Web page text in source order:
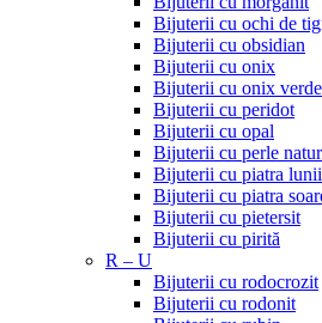
Bijuterii cu ochi de
Bijuterii cu obsidian
Bijuterii cu onix
Bijuterii cu onix verde
Bijuterii cu peridot
Bijuterii cu opal
Bijuterii cu perle
Bijuterii cu piatra lunii
Bijuterii cu piatra
Bijuterii cu pietersit
Bijuterii cu pirită
R – U
Bijuterii cu rodocrozit
Bijuterii cu rodonit